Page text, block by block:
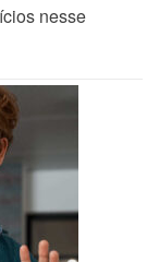
nesse